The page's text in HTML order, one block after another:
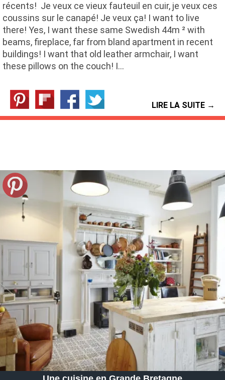
récents! Je veux ce vieux fauteuil en cuir, je veux ces
coussins sur le canapé! Je veux ça! I want to live
there! Yes, I want these same Swedish 44m ² with
beams, fireplace, far from bland apartment in recent
buildings! I want that old leather armchair, I want
these pillows on the couch! I…
LIRE LA SUITE →